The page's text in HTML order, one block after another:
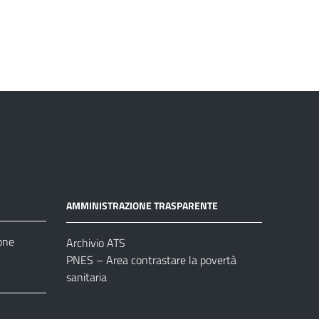
AMMINISTRAZIONE TRASPARENTE
Archivio ATS
PNES – Area contrastare la povertà
sanitaria